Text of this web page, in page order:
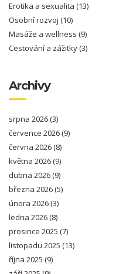
Erotika a sexualita (13)
Osobní rozvoj (10)
Masáže a wellness (9)
Cestování a zážitky(3)
Archivy
srpna 2026(3)
července 2026(9)
června 2026(8)
května 2026(9)
dubna 2026(9)
března 2026(5)
února 2026(3)
ledna 2026(8)
prosince 2025 (7)
listopadu 2025 (13)
října 2025 (9)